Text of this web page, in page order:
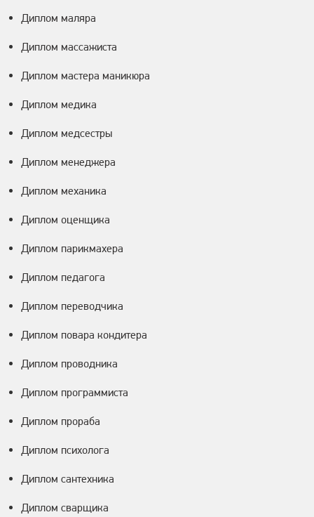
Диплом маляра
Диплом массажиста
Диплом мастера маникюра
Диплом медика
Диплом медсестры
Диплом менеджера
Диплом механика
Диплом оценщика
Диплом парикмахера
Диплом педагога
Диплом переводчика
Диплом повара кондитера
Диплом проводника
Диплом программиста
Диплом прораба
Диплом психолога
Диплом сантехника
Диплом сварщика